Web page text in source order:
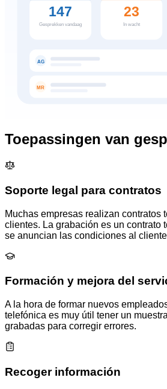
147
Gesprekken vandaag
23
In wacht
AG
MR
Toepassingen van
Soporte legal para contratos
Muchas empresas realizan contratos
clientes. La grabación es un contrato
se anuncian las condiciones al
Formación y mejora del
A la hora de formar nuevos
telefónica es muy útil tener un
grabadas para corregir errores.
Recoger información